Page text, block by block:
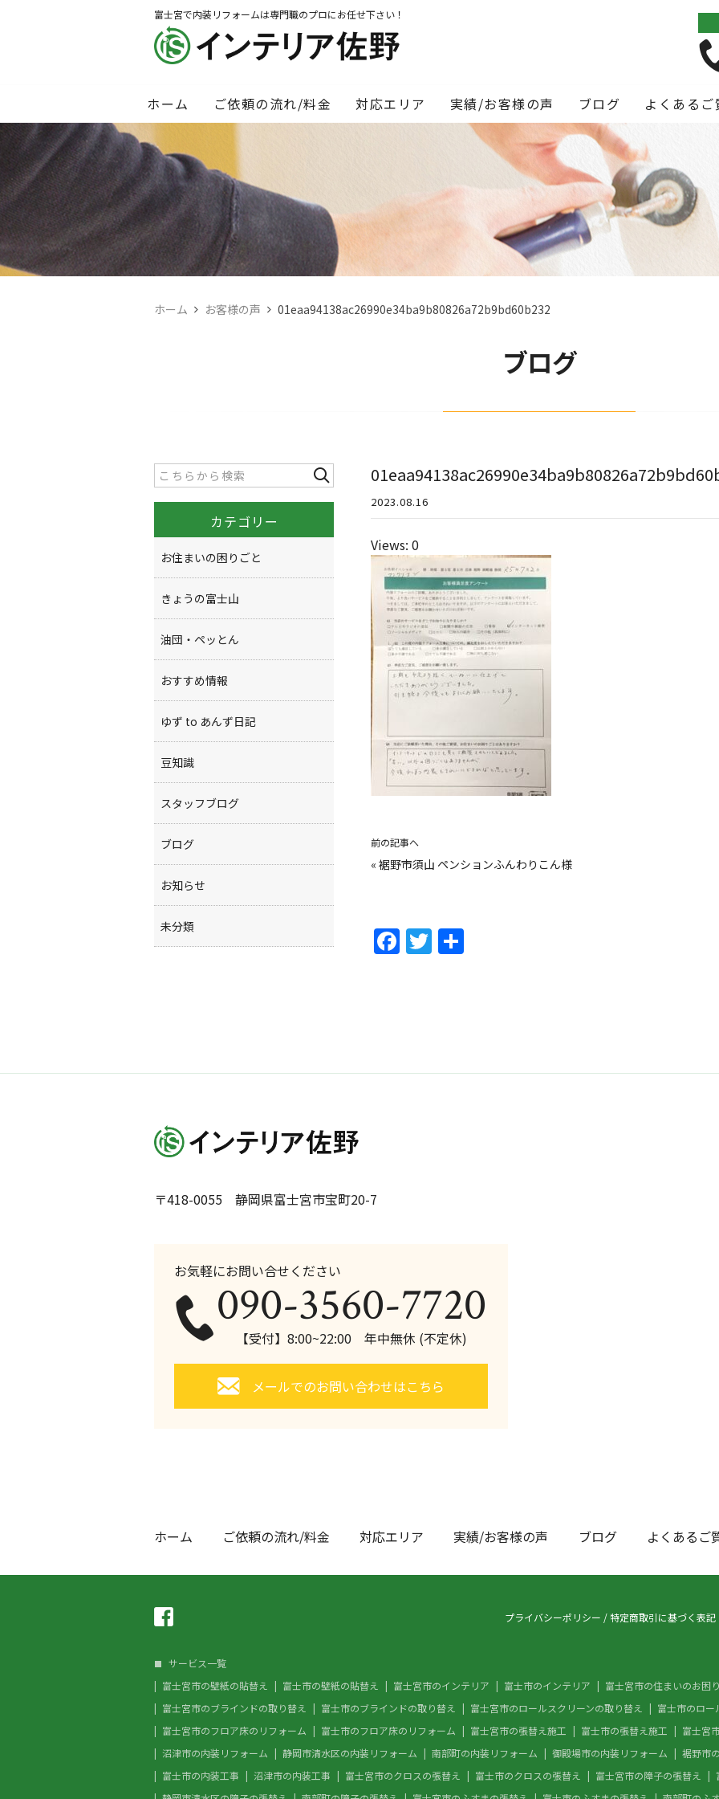
富士宮で内装リフォームは専門職のプロにお任せ下さい！
ホーム ご依頼の流れ/料金 対応エリア 実績/お客様の声 ブログ よくあるご
ホーム お客様の声 01eaa94138ac26990e34ba9b80826a72b9bd60b232
ブログ
2023.08.16
Views: 0
前の記事へ
« 裾野市須山 ペンションふんわりこん様
F
o
T
カテゴリー
お住まいの困りごと
きょうの富士山
油団・ペッとん
おすすめ情報
ゆず to あんず日記
豆知識
スタッフブログ
ブログ
お知らせ
未分類
〒418-0055 静岡県富士宮市宝町20-7
お気軽にお問い合せください
090-3560-7720
【受付】8:00~22:00 年中無休 (不定休)
メールでのお問い合わせはこちら
ホーム ご依頼の流れ/料金 対応エリア 実績/お客様の声 ブログ よくあるご
プライバシーポリシー /特定商取引に基づく表記
サービス一覧
富士宮市の壁紙の貼替え
富士市の壁紙の貼替え 富士宮市のインテリア 富士市のインテリア
富士宮市の住まいのお困
富士宮市のブラインドの取り替え
富士市のブラインドの取り替え 富士宮市のロールスクリーンの取り替え
富士市のロー
富士宮市のフロア床のリフォーム
富士市のフロア床のリフォーム 富士宮市の張替え施工 富士市の張替え施工
富士宮
沼津市の内装リフォーム
静岡市清水区の内装リフォーム 南部町の内装リフォーム 御殿場市の内装リフォーム
裾野市
富士市の内装工事
沼津市の内装工事 富士宮市のクロスの張替え 富士市のクロスの張替え 富士宮市の障子の張替え